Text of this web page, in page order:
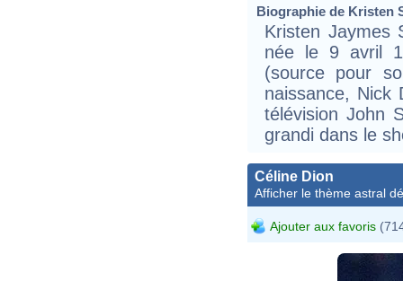
Biographie de Kristen
Kristen Jaymes
née le 9 avril
(source pour
naissance, Nick
télévision John
grandi dans le
Céline Dion
Afficher le thème astral
Ajouter aux favoris